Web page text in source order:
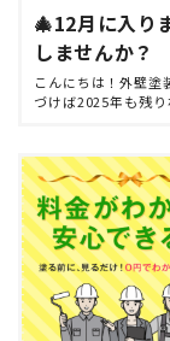
🎄12月に入り
しませんか？
こんにちは！外壁塗
づけば2025年も残